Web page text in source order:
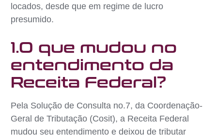
locados, desde que em regime de lucro
presumido.
1.O que mudou no
entendimento da
Receita Federal?
Pela Solução de Consulta no.7, da Coordenação-
Geral de Tributação (Cosit), a Receita Federal
mudou seu entendimento e deixou de tributar